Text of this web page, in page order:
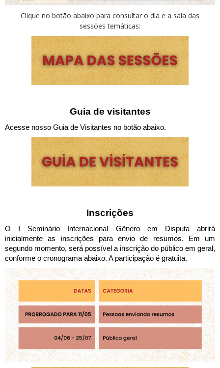
Clique no botão abaixo para consultar o dia e a sala das
sessões temáticas:
Guia de visitantes
Acesse nosso Guia de Visitantes no botão abaixo.
Inscrições
O I Seminário Internacional Gênero em Disputa abrirá
inicialmente as inscrições para envio de resumos. Em um
segundo momento, será possível a inscrição do público em geral,
conforme o cronograma abaixo. A participação é gratuita.